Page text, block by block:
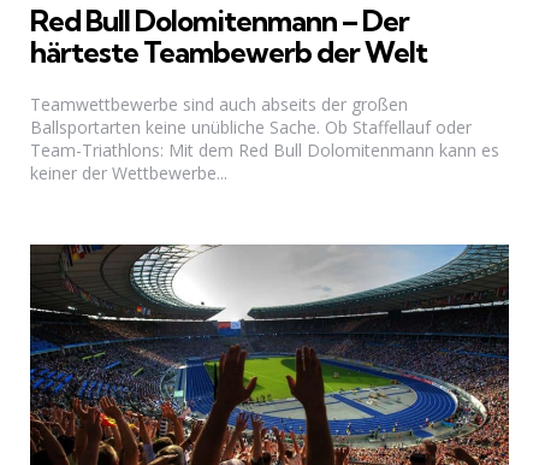
Red Bull Dolomitenmann – Der
härteste Teambewerb der Welt
Teamwettbewerbe sind auch abseits der großen
Ballsportarten keine unübliche Sache. Ob Staffellauf oder
Team-Triathlons: Mit dem Red Bull Dolomitenmann kann es
keiner der Wettbewerbe...